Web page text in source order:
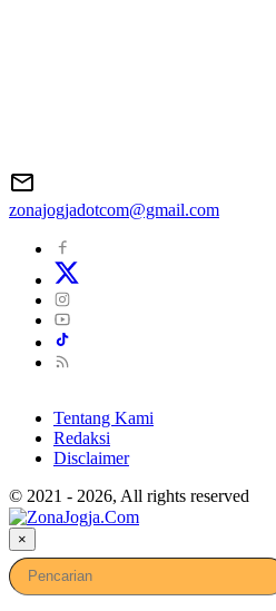
zonajogjadotcom@gmail.com
Tentang Kami
Redaksi
Disclaimer
© 2021 - 2026, All rights reserved
×